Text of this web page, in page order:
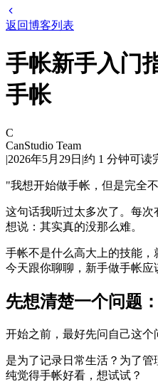
返回博客列表
手帐新手入门
手帐
C
CanStudio Team
|2026年5月29日 |约 1 分钟可读
"我想开始做手帐，但是完全
这句话我听过太多次了。每
想说：其实真的没那么难。
手帐不是什么高大上的技能，
今天跟你聊聊，新手做手帐应
先想清楚一个问题
开始之前，最好先问自己这个
是为了记录日常生活？为了
纯觉得手帐好看，想试试？